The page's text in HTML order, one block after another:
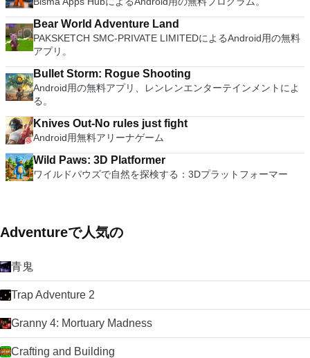
Bear World Adventure Land
PAKSKETCH SMC-PRIVATE LIMITEDによるAndroid用の無料
アプリ。
Bullet Storm: Rogue Shooting
Android用の無料アプリ、レンレンエンターテインメントによ
る。
Knives Out-No rules just fight
Android用無料アリーナゲーム
Wild Paws: 3D Platformer
ワイルドパウズで自然を探検する：3Dプラットフォーマー
Adventureで人気の
青鬼
Trap Adventure 2
Granny 4: Mortuary Madness
Crafting and Building